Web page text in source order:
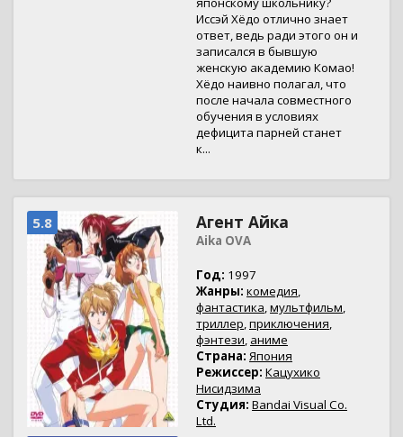
Иссэй Хёдо отлично знает
ответ, ведь ради этого он и
записался в бывшую
женскую академию Комао!
Хёдо наивно полагал, что
после начала совместного
обучения в условиях
дефицита парней станет
к...
5.8 Агент Айка
Aika OVA
Год: 1997
Жанры: комедия,
фантастика,мультфильм,
триллер,приключения,
фэнтези, аниме
Страна: Япония
Режиссер: Кацухико
Нисидзима
Студия: Bandai Visual Co.
Ltd.